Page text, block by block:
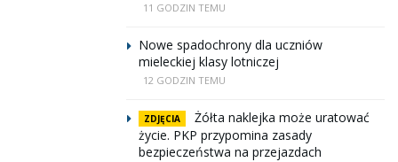
11 GODZIN TEMU
Nowe spadochrony dla uczniów
mieleckiej klasy lotniczej
12 GODZIN TEMU
ZDJĘCIA
Żółta naklejka może uratować
życie. PKP przypomina zasady
bezpieczeństwa na przejazdach